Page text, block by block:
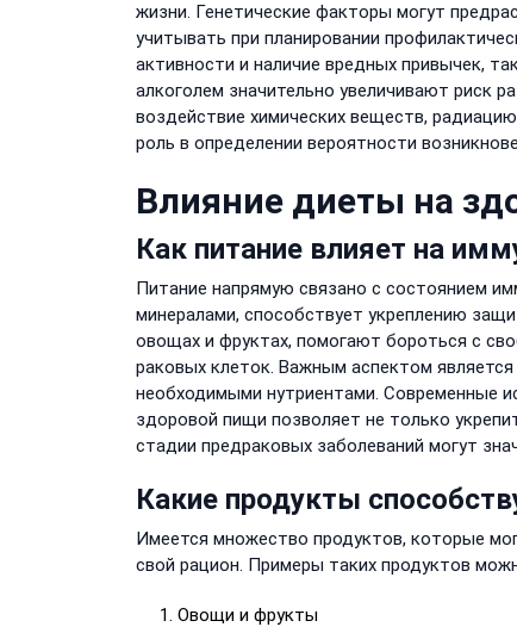
жизни. Генетические факторы могут
учитывать при планировании
активности и наличие вредных привычек,
алкоголем значительно увеличивают риск
воздействие химических веществ,
роль в определении вероятности
Влияние диеты на
Как питание влияет на
Питание напрямую связано с состоянием
минералами, способствует укреплению
овощах и фруктах, помогают бороться с
раковых клеток. Важным аспектом
необходимыми нутриентами. Современные
здоровой пищи позволяет не только
стадии предраковых заболеваний могут
Какие продукты
Имеется множество продуктов, которые
свой рацион. Примеры таких продуктов
Овощи и фрукты